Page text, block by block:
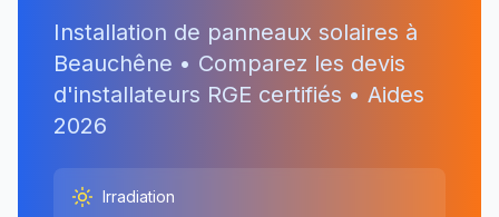
Installation de panneaux solaires à
Beauchêne • Comparez les devis
d'installateurs RGE certifiés • Aides
2026
Irradiation